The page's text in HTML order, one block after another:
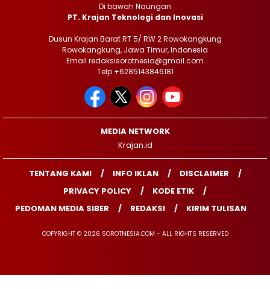
Di bawah Naungan
PT. Krajan Teknologi dan Inovasi
Dusun Krajan Barat RT 5/ RW 2 Rowokangkung
Rowokangkung, Jawa Timur, Indonesia
Email redaksisorotnesia@gmail.com
Telp +6285143846181
MEDIA NETWORK
Krajan.id
TENTANG KAMI INFO IKLAN
DISCLAIMER
PRIVACY POLICY
KODE ETIK
PEDOMAN MEDIA SIBER
REDAKSI KIRIM TULISAN
COPYRIGHT © 2026 SOROTNESIA.COM - ALL RIGHTS RESERVED